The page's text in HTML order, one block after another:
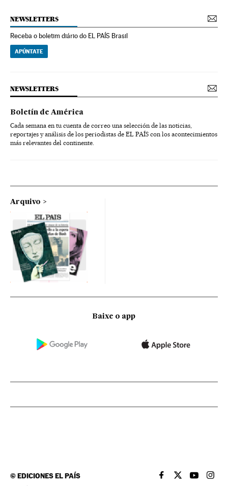
NEWSLETTERS
Receba o boletim diário do EL PAÍS Brasil
APÚNTATE
NEWSLETTERS
Boletín de América
Cada semana en tu cuenta de correo una selección de las noticias,
reportajes y análisis de los periodistas de EL PAÍS con los acontecimientos
más relevantes del continente.
Arquivo
Baixe o app
©EDICIONES EL PAÍS EL PAÍS BRASIL EN
EL PAÍSEL PAÍS
EL